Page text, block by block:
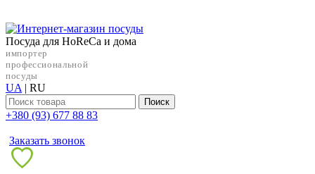
Посуда для HoReCa и дома
импортер
профессиональной
посуды
UA | RU
Поиск
+38‎0 (93) 677 88 83
Заказать звонок